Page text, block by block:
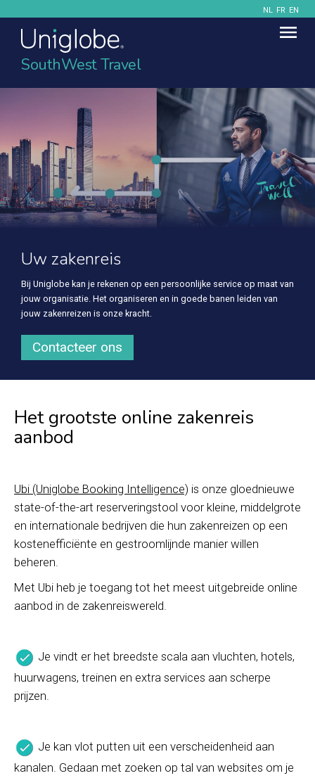
NL FR EN
SouthWest Travel
Uw zakenreis
Bij Uniglobe kan je rekenen op een persoonlijke service op maat van
jouw organisatie. Het organiseren en in goede banen leiden van
jouw zakenreizen is onze kracht.
Contacteer ons
Het grootste online zakenreis
aanbod
Ubi (Uniglobe Booking Intelligence) is onze gloednieuwe
state-of-the-art reserveringstool voor kleine, middelgrote
en internationale bedrijven die hun zakenreizen op een
kostenefficiënte en gestroomlijnde manier willen
beheren.
Met Ubi heb je toegang tot het meest uitgebreide online
aanbod in de zakenreiswereld.
Je vindt er het breedste scala aan vluchten, hotels,
huurwagens, treinen en extra services aan scherpe
prijzen.
Je kan vlot putten uit een verscheidenheid aan
kanalen. Gedaan met zoeken op tal van websites om je